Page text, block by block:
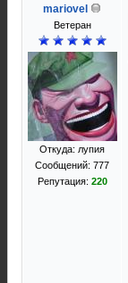
mariovel
Ветеран
Откуда: лупия
Сообщений: 777
Репутация: 220